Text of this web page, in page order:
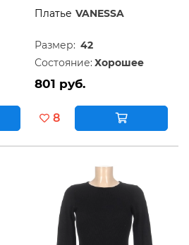
Платье VANESSA
Размер: 42
Состояние: Хорошее
801 руб.
8